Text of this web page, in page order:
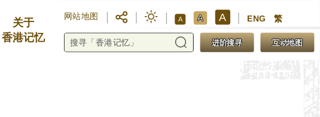
关于
香港记忆
网站地图 A A A ENG 繁
进阶搜寻 互动地图